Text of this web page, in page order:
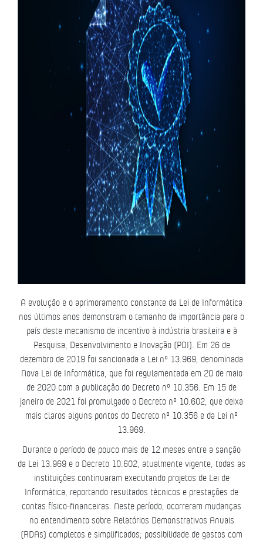
A evolução e o aprimoramento constante da Lei de Informática
nos últimos anos demonstram o tamanho da importância para o
país deste mecanismo de incentivo à indústria brasileira e à
Pesquisa, Desenvolvimento e Inovação (PDI). Em 26 de
dezembro de 2019 foi sancionada a Lei nº 13.969, denominada
Nova Lei de Informática, que foi regulamentada em 20 de maio
de 2020 com a publicação do Decreto nº 10.356. Em 15 de
janeiro de 2021 foi promulgado o Decreto nº 10.602, que deixa
mais claros alguns pontos do Decreto nº 10.356 e da Lei nº
13.969.
Durante o período de pouco mais de 12 meses entre a sanção
da Lei 13.969 e o Decreto 10.602, atualmente vigente, todas as
instituições continuaram executando projetos de Lei de
Informática, reportando resultados técnicos e prestações de
contas físico-financeiras. Neste período, ocorreram mudanças
no entendimento sobre Relatórios Demonstrativos Anuais
(RDAs) completos e simplificados; possibilidade de gastos com